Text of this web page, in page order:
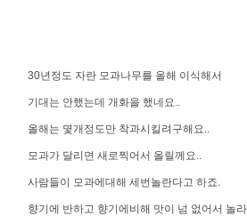
30년정도 자란 모과나무를 올해 이식해서
기대는 안했는데 개화을 했네요..
올해는 몇개정도만 착과시킬려구해요..
모과가 달리면 새로찍어서 올릴께요..
사람들이 모과에대해 세번놀란다고 하죠.
향기에 반하고 향기에비해 맛이 넘 없어서 놀